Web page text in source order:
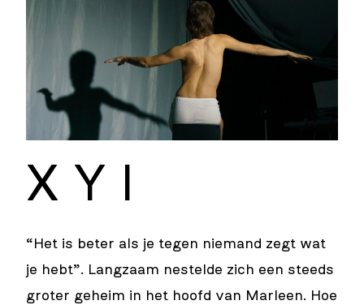
X Y I
“Het is beter als je tegen niemand zegt wat
je hebt”. Langzaam nestelde zich een steeds
groter geheim in het hoofd van Marleen. Hoe